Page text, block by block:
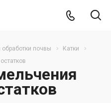
обработки почвы
Катки